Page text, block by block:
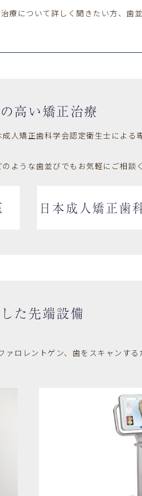
療について詳しく聞きたい方、歯
高い矯正治療
人矯正歯科学会認定衛生士による
ような歯並びでもお気軽にご相談
日本成人矯正歯
た先端設備
ロレントゲン、歯をスキャンす